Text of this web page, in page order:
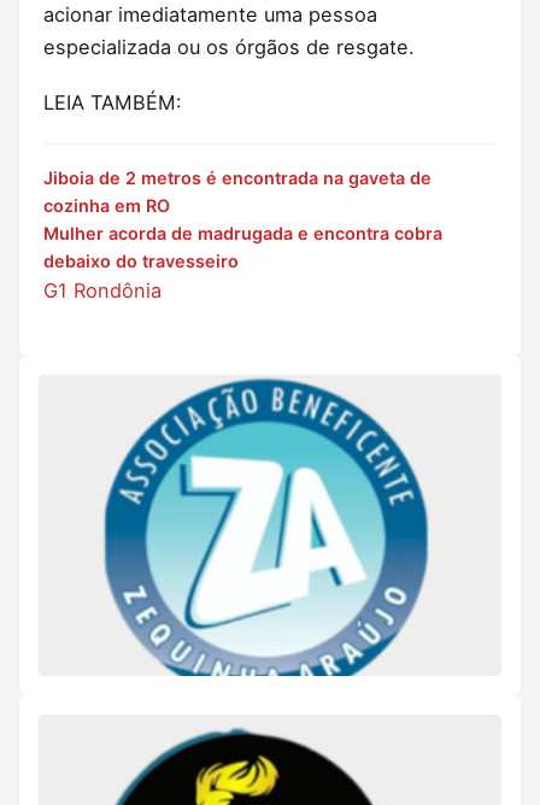
acionar imediatamente uma pessoa
especializada ou os órgãos de resgate.
LEIA TAMBÉM:
Jiboia de 2 metros é encontrada na gaveta de
cozinha em RO
Mulher acorda de madrugada e encontra cobra
debaixo do travesseiro
G1 Rondônia